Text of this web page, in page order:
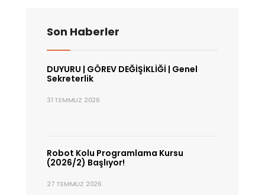
Son Haberler
DUYURU | GÖREV DEĞİŞİKLİĞİ | Genel
Sekreterlik
31 TEMMUZ 2026
Robot Kolu Programlama Kursu
(2026/2) Başlıyor!
27 TEMMUZ 2026